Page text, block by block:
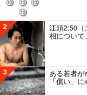
2
江頭2:50（
相について
3
ある若者
「償い」